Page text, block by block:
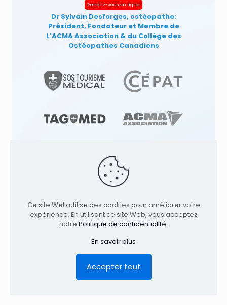
Rendez-vous en ligne
Dr Sylvain Desforges, ostéopathe:
Président, Fondateur et Membre de
L'ACMA Association & du Collège des
Ostéopathes Canadiens
d'Ostéopathie & Ostéopathe à: | Terrebonne |
Montréal | . Tous droits réservés.Où nous
trouver
Profil Services
Avis Légal
Politique de confidentialité
Ce site Web utilise des cookies pour améliorer votre
expérience. En utilisant ce site Web, vous acceptez
notre Politique de confidentialité.
En savoir plus
Accepter tout